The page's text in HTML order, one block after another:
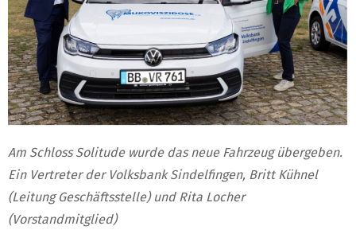
Am Schloss Solitude wurde das neue Fahrzeug übergeben.
Ein Vertreter der Volksbank Sindelfingen, Britt Kühnel
(Leitung Geschäftsstelle) und Rita Locher
(Vorstandmitglied)